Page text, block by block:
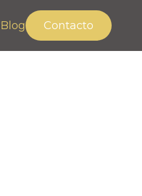
Blog Contacto